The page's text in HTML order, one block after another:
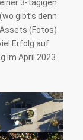
3-tägigen
gibt’s denn
(Fotos).
Erfolg auf
im April 2023